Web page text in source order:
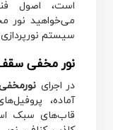
است، اصول
می‌خواهید نور
سیستم نورپردازی
نور مخفی
در اجرای
آماده،
قاب‌های سبک